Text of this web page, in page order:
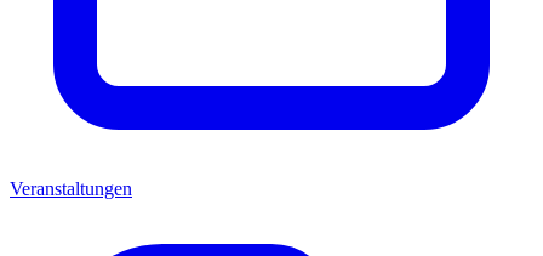
Veranstaltungen